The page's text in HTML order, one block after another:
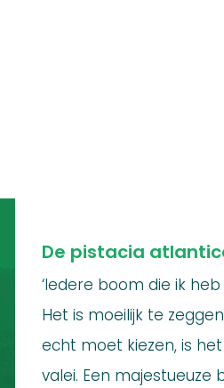
De pistacia
‘Iedere boom die ik
Het is moeilijk te
echt moet kiezen, is
valei. Een majestueuze